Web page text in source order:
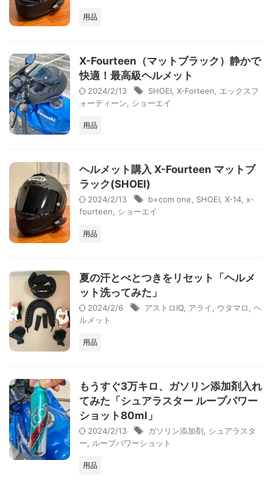
用品
X-Fourteen（マットブラック）静かで
快適！最高級ヘルメット
2024/2/13 SHOEI X-Forteen
エックスフ
ォーティーン
ショーエイ
用品
ヘルメット購入 X-Fourteen マットブ
ラック(SHOEI)
2024/2/13 b+com one SHOEI X-14 x-
fourteen
ショーエイ
用品
夏の汗とべとつきをリセット「ヘルメ
ット洗ってみた」
2024/2/6 アストロIQ アライ ウタマロ
ヘ
ルメット
用品
もうすぐ3万キロ、ガソリン添加剤入れ
てみた「シュアラスター ループパワー
ショット80ml」
2024/2/13 ガソリン添加剤
シュアラスタ
ー
ループパワーショット
用品